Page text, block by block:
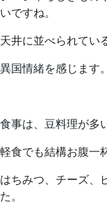
いですね。
天井に並べられてい
異国情緒を感じます。
食事は、豆料理が多
軽食でも結構お腹一
はちみつ、チーズ、
た。